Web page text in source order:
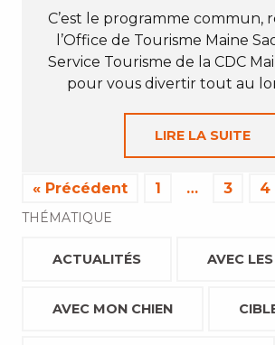
C’est le programme commun,
l’Office de Tourisme Maine
Service Tourisme de la CDC
pour vous divertir tout au
LIRE LA SUITE
« Précédent 1 … 3 4
THÉMATIQUE
ACTUALITÉS AVEC
AVEC MON CHIEN